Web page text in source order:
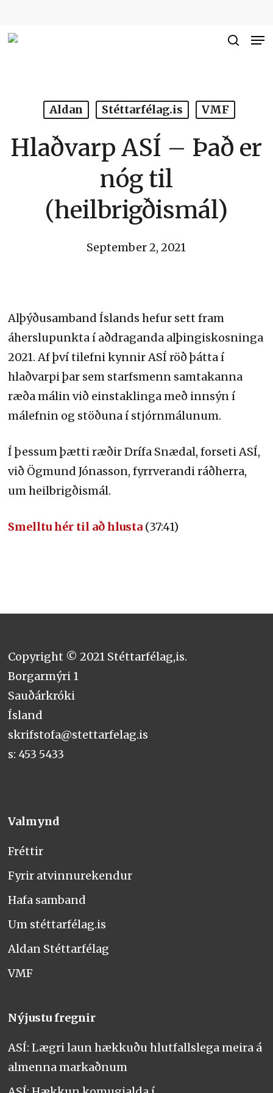
Aldan Stéttarfélag.is VMF
Hlaðvarp ASÍ – Það er
nóg til
(heilbrigðismál)
September 2, 2021
Alþýðusamband Íslands hefur sett fram
áherslupunkta í aðdraganda alþingiskosninga
2021. Af því tilefni kynnir ASÍ röð þátta í
hlaðvarpi þar sem starfsmenn samtakanna
ræða málin við einstaklinga með innsýn í
málefnin og stöðuna í stjórnmálunum.
Í þessum þætti ræðir Drífa Snædal, forseti ASÍ,
við Ögmund Jónasson, fyrrverandi ráðherra,
um heilbrigðismál.
Smelltu hér til að hlusta (37:41)
Copyright © 2021 Stéttarfélag,is.
Borgarmýri 1
Sauðárkróki
Ísland
skrifstofa@stettarfelag.is
s: 453 5433
Valmynd
Fréttir
Fyrir atvinnurekendur
Hafa samband
Um stéttarfélag.is
Aldan Stéttarfélag
VMF
Nýjustu fregnir
ASÍ: Lægri laun hækkuðu hlutfallslega meira á
almenna markaðnum
Close